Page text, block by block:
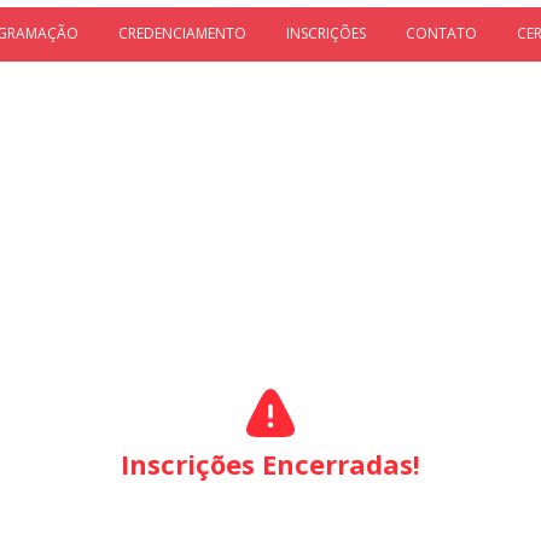
CREDENCIAMENTO INSCRIÇÕES CONTATO
Inscrições Encerradas!